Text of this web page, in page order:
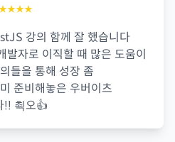
강의 함께 잘 했습니다
자로 이직할 때 많은 도움이
들을 통해 성장 좀
준비해놓은 우버이츠
!! 쵝오👍